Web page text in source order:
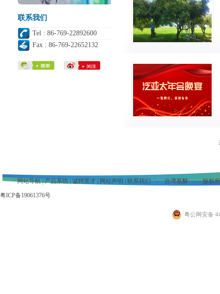
联系我们
Tel : 86-769-22892600
Fax : 86-769-22652132
网站导航|产品系统|诚聘英才 网站声明 联系我们- 台湾基酵 版权
粤ICP备19061376号
粤公网安备